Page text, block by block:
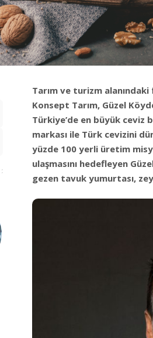
Tarım ve turizm
Konsept Tarım, Güzel
Türkiye’de en büyük ceviz
markası ile Türk cevizini
yüzde 100 yerli üretim
ulaşmasını hedefleyen
gezen tavuk yumurtası,